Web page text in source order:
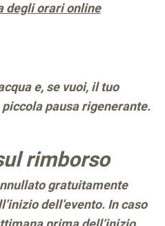
degli orari online
e, se vuoi, il tuo
pausa rigenerante.
rimborso
gratuitamente
dell’evento. In caso